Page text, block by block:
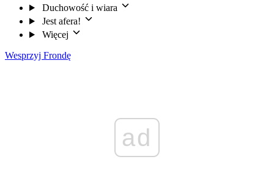
Duchowość i wiara
Jest afera!
Więcej
Wesprzyj Frondę
ad